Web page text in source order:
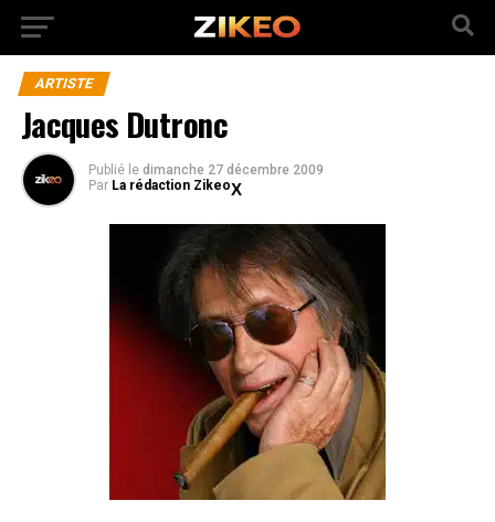
ARTISTE
Jacques Dutronc
Publié le dimanche 27 décembre 2009
Par La rédaction Zikeo